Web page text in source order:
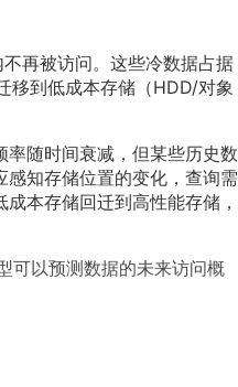
再被访问。这些冷数据占据
移到低成本存储（HDD/对象
随时间衰减，但某些历史数
知存储位置的变化，查询需
本存储回迁到高性能存储，
可以预测数据的未来访问概